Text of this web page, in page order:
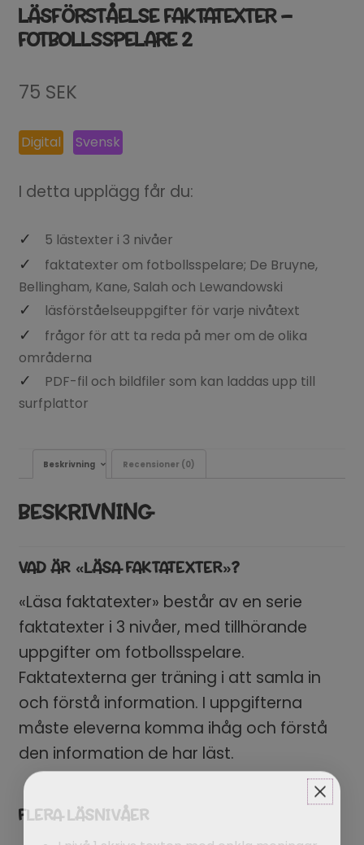
LÄSFÖRSTÅELSE FAKTATEXTER –
FOTBOLLSSPELARE 2
75 SEK
Digital Svensk
I detta upplägg får du:
5 lästexter i 3 nivåer
faktatexter om fotbollsspelare; De Bruyne,
Bellingham, Kane, Salah och Lewandowski
läsförståelseuppgifter för varje nivåtext
frågor för att ta reda på mer om de olika
områderna
PDF-fil och bildfiler som kan laddas upp till
surfplattor
Beskrivning Recensioner (0)
BESKRIVNING
VAD ÄR «LÄSA FAKTATEXTER»?
«Läsa faktatexter» består av en serie
faktatexter i 3 nivåer, med tillhörande
uppgifter om fotbollsspelare.
Faktatexterna ger träning i att samla in
och förstå information. I uppgifterna
måste eleverna komma ihåg och förstå
den information de har läst.
FLERA LÄSNIVÅER